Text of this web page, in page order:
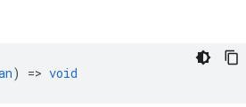
) => void